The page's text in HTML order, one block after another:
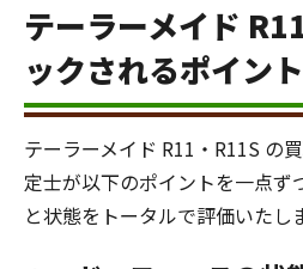
テーラーメイド
ックされるポイント
テーラーメイド R11・R11S の
定士が以下のポイントを一点ず
と状態をトータルで評価いたし